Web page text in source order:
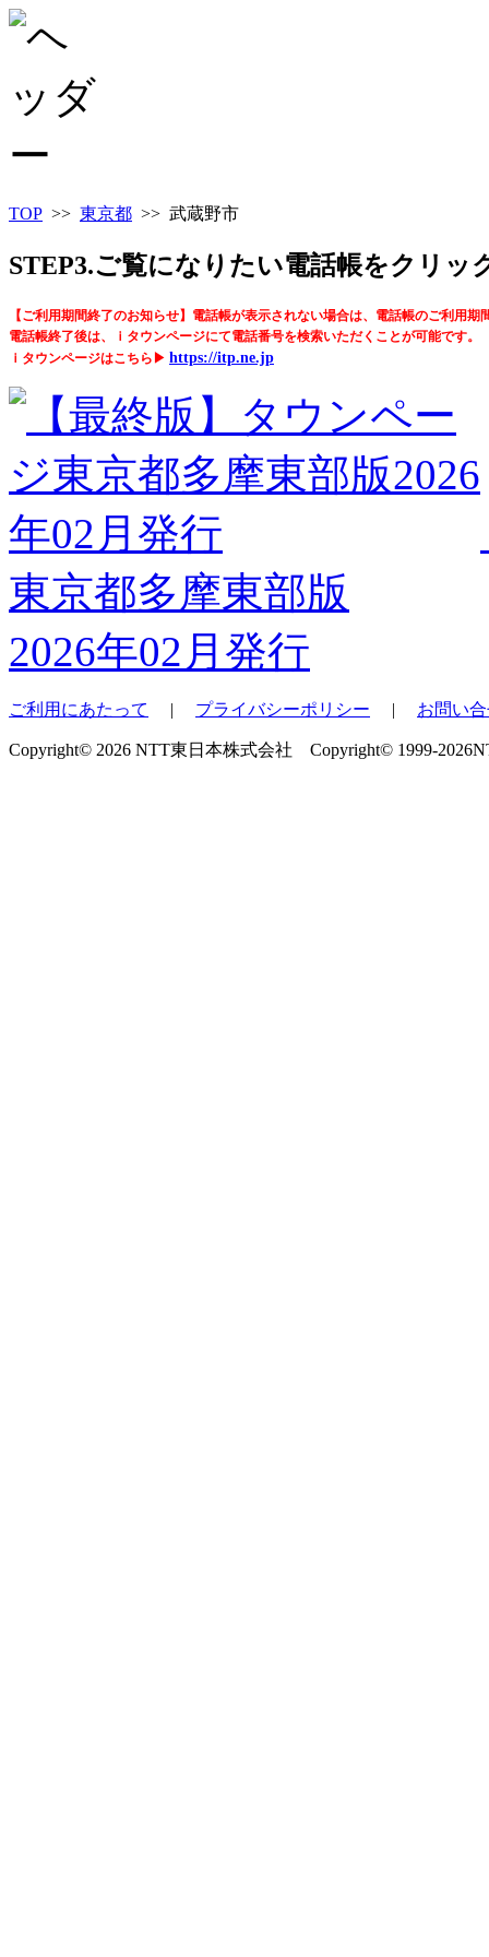
TOP >> 東京都 >> 武蔵野市
STEP3.ご覧になりたい電話帳をクリッ
【ご利用期間終了のお知らせ】電話帳が表示されない場合は、電話帳のご利用期
電話帳終了後は、ｉタウンページにて電話番号を検索いただくことが可能です。
ｉタウンページはこちら▶ https://itp.ne.jp
東京都多摩東部版
2026年02月発行
ご利用にあたって | プライバシーポリシー | お問い
Copyright© 2026 NTT東日本株式会社 Copyright© 1999-